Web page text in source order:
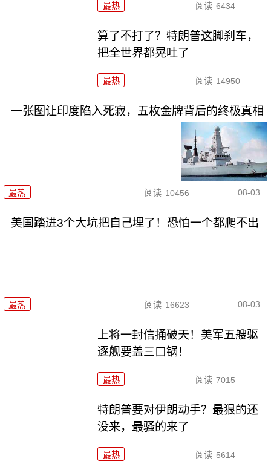
最热 阅读 6434
算了不打了？特朗普这脚刹车，
把全世界都晃吐了
最热 阅读 14950
一张图让印度陷入死寂，五枚金牌背后的终极真相
最热 阅读 10456 08-03
美国踏进3个大坑把自己埋了！恐怕一个都爬不出
最热 阅读 16623 08-03
上将一封信捅破天！美军五艘驱
逐舰要盖三口锅！
最热 阅读 7015
特朗普要对伊朗动手？最狠的还
没来，最骚的来了
最热 阅读 5614